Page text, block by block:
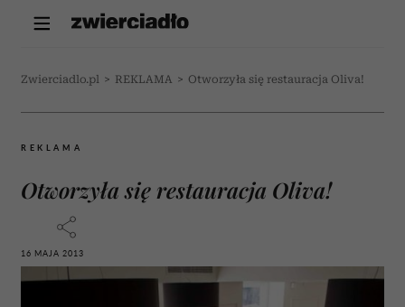
Zwierciadlo.pl > REKLAMA > Otworzyła się restauracja Oliva!
REKLAMA
Otworzyła się restauracja Oliva!
16 MAJA 2013